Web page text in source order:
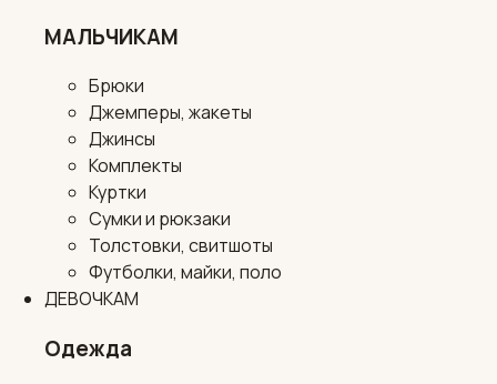
МАЛЬЧИКАМ
Брюки
Джемперы, жакеты
Джинсы
Комплекты
Куртки
Сумки и рюкзаки
Толстовки, свитшоты
Футболки, майки, поло
ДЕВОЧКАМ
Одежда